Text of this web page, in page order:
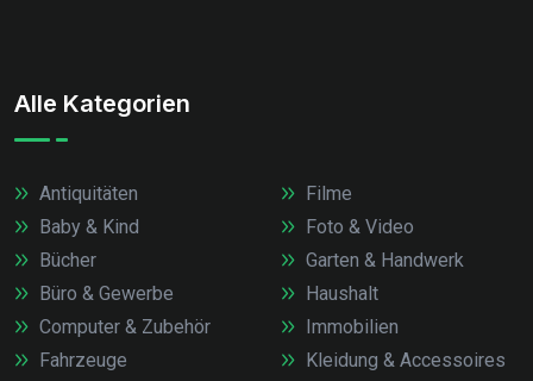
Alle Kategorien
Antiquitäten
Baby & Kind
Bücher
Büro & Gewerbe
Computer & Zubehör
Fahrzeuge
Filme
Foto & Video
Garten & Handwerk
Haushalt
Immobilien
Kleidung & Accessoires